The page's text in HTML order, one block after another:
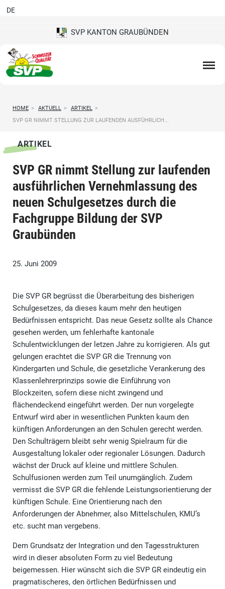
SVP KANTON GRAUBÜNDEN
DE
HOME > AKTUELL > ARTIKEL >
SVP GR NIMMT STELLUNG ZUR LAUFENDEN AUSFÜHRLICH...
ARTIKEL
SVP GR nimmt Stellung zur laufenden
ausführlichen Vernehmlassung des
neuen Schulgesetzes durch die
Fachgruppe Bildung der SVP
Graubünden
25. Juni 2009
Die SVP GR begrüsst die Überarbeitung des bisherigen
Schulgesetzes, da dieses kaum mehr den heutigen
Bedürfnissen entspricht. Das neue Gesetz sollte als Chance
gesehen werden, um fehlerhafte kantonale
Schulentwicklungen der letzen Jahre zu korrigieren. Als gut
gelungen erachtet die SVP GR die Trennung von
Kindergarten und Schule, die gesetzliche Verankerung des
Klassenlehrerprinzips sowie die Einführung von
Blockzeiten, sofern diese nicht zwingend und
flächendeckend eingeführt werden. Der nun vorgelegte
Entwurf wird aber in wesentlichen Punkten kaum den
künftigen Anforderungen an den Schulen gerecht werden.
Den Schulträgern bleibt sehr wenig Spielraum für die
Ausgestaltung lokaler oder regionaler Lösungen. Dadurch
wächst der Druck auf kleine und mittlere Schulen.
Schulfusionen werden zum Teil unumgänglich. Zudem
vermisst die SVP GR die fehlende Leistungsorientierung der
künftigen Schule. Eine Orientierung nach den
Anforderungen der Abnehmer, also Mittelschulen, KMU’s
etc. sucht man vergebens.
Dem Grundsatz der Integration und den Tagesstrukturen
wird in dieser absoluten Form zu viel Bedeutung
beigemessen. Hier wünscht sich die SVP GR eindeutig ein
pragmatischeres, den örtlichen Bedürfnissen und